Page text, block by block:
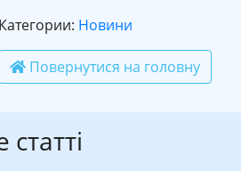
Категории: Новини
Повернутися на головну